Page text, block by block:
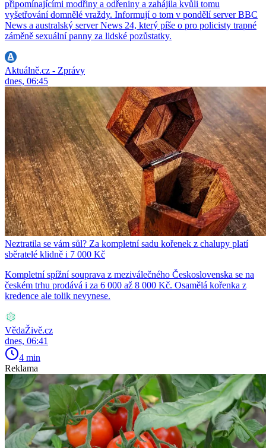
připomínajícími modřiny a odřeniny a zahájila kvůli tomu
vyšetřování domnělé vraždy. Informují o tom v pondělí server BBC
News a australský server News 24, který píše o pro policisty trapné
záměně sexuální panny za lidské pozůstatky.
Aktuálně.cz - Zprávy
dnes, 06:45
Neztratila se vám sůl? Za kompletní sadu kořenek z chalupy platí
sběratelé klidně i 7 000 Kč
Kompletní spížní souprava z meziválečného Československa se na
českém trhu prodává i za 6 000 až 8 000 Kč. Osamělá kořenka z
kredence ale tolik nevynese.
VědaŽivě.cz
dnes, 06:41
4 min
Reklama